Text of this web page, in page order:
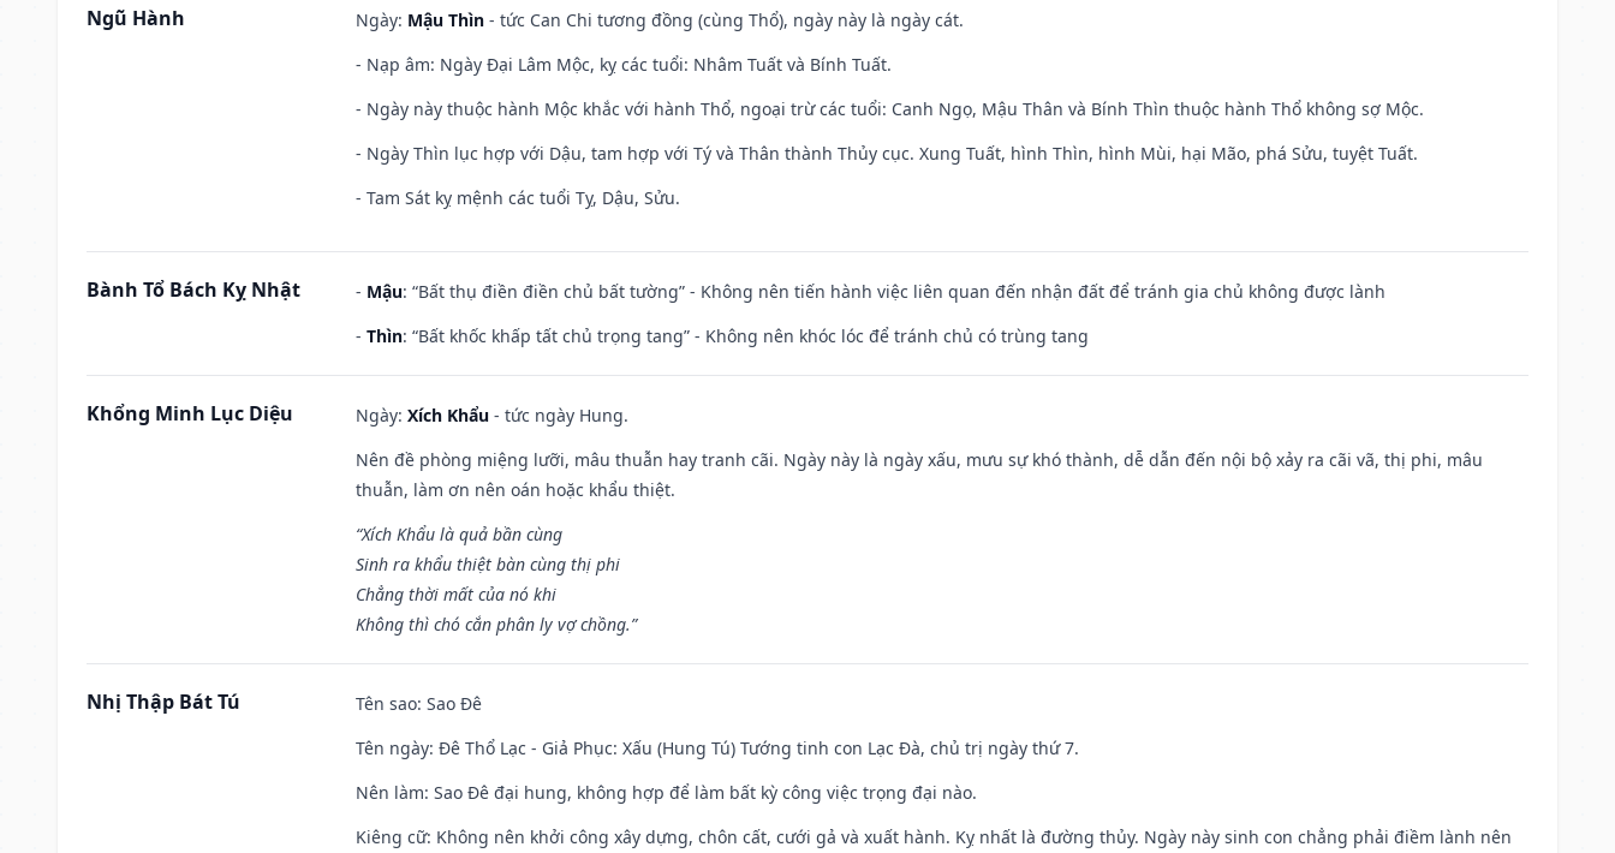
Ngũ Hành Ngày: Mậu Thìn - tức Can Chi tương đồng (cùng Thổ), ngày này là ngày cát.
- Nạp âm: Ngày Đại Lâm Mộc, kỵ các tuổi: Nhâm Tuất và Bính Tuất.
- Ngày này thuộc hành Mộc khắc với hành Thổ, ngoại trừ các tuổi: Canh Ngọ, Mậu Thân và Bính Thìn thuộc hành Thổ không sợ Mộc.
- Ngày Thìn lục hợp với Dậu, tam hợp với Tý và Thân thành Thủy cục. Xung Tuất, hình Thìn, hình Mùi, hại Mão, phá Sửu, tuyệt Tuất.
- Tam Sát kỵ mệnh các tuổi Tỵ, Dậu, Sửu.
Bành Tổ Bách Kỵ Nhật - Mậu: “Bất thụ điền điền chủ bất tường” - Không nên tiến hành việc liên quan đến nhận đất để tránh gia chủ không được lành
- Thìn: “Bất khốc khấp tất chủ trọng tang” - Không nên khóc lóc để tránh chủ có trùng tang
Khổng Minh Lục Diệu Ngày: Xích Khẩu - tức ngày Hung.
Nên đề phòng miệng lưỡi, mâu thuẫn hay tranh cãi. Ngày này là ngày xấu, mưu sự khó thành, dễ dẫn đến nội bộ xảy ra cãi vã, thị phi, mâu
thuẫn, làm ơn nên oán hoặc khẩu thiệt.
“Xích Khẩu là quả bần cùng
Sinh ra khẩu thiệt bàn cùng thị phi
Chẳng thời mất của nó khi
Không thì chó cắn phân ly vợ chồng.”
Nhị Thập Bát Tú Tên sao: Sao Đê
Tên ngày: Đê Thổ Lạc - Giả Phục: Xấu (Hung Tú) Tướng tinh con Lạc Đà, chủ trị ngày thứ 7.
Nên làm: Sao Đê đại hung, không hợp để làm bất kỳ công việc trọng đại nào.
Kiêng cữ: Không nên khởi công xây dựng, chôn cất, cưới gả và xuất hành. Kỵ nhất là đường thủy. Ngày này sinh con chẳng phải điềm lành nên